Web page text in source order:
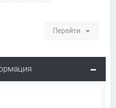
Перейти